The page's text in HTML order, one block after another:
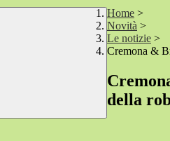
Home >
Novità >
Le notizie >
Cremona &
della